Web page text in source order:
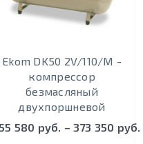
Ekom DK50 2V/110/M -
кoмпрeccoр
безмасляный
двухпоршневой
580 руб. – 373 350 руб.